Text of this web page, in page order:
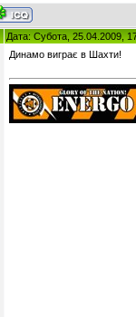
Дата: Субота, 25.04.2009,
Динамо виграє в Шахти!